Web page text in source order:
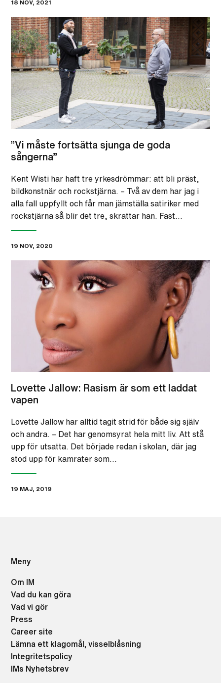
18 NOV, 2021
”Vi måste fortsätta sjunga de goda
sångerna”
Kent Wisti har haft tre yrkesdrömmar: att bli präst,
bildkonstnär och rockstjärna. – Två av dem har jag i
alla fall uppfyllt och får man jämställa satiriker med
rockstjärna så blir det tre, skrattar han. Fast…
19 NOV, 2020
Lovette Jallow: Rasism är som ett laddat
vapen
Lovette Jallow har alltid tagit strid för både sig själv
och andra. – Det har genomsyrat hela mitt liv. Att stå
upp för utsatta. Det började redan i skolan, där jag
stod upp för kamrater som…
19 MAJ, 2019
Meny
Om IM
Vad du kan göra
Vad vi gör
Press
Career site
Lämna ett klagomål, visselblåsning
Integritetspolicy
IMs Nyhetsbrev